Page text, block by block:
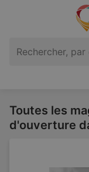
Toutes les
d'ouverture